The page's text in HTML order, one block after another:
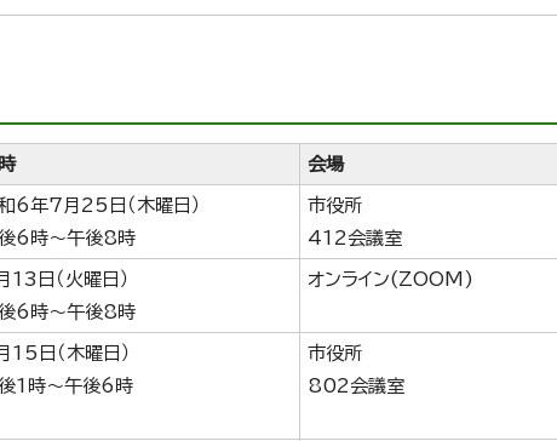
会場
6年7月25日（木曜日）
6時～午後8時
市役所
412会議室
13日（火曜日）
6時～午後8時
オンライン(ZOOM)
15日（木曜日）
1時～午後6時
市役所
802会議室